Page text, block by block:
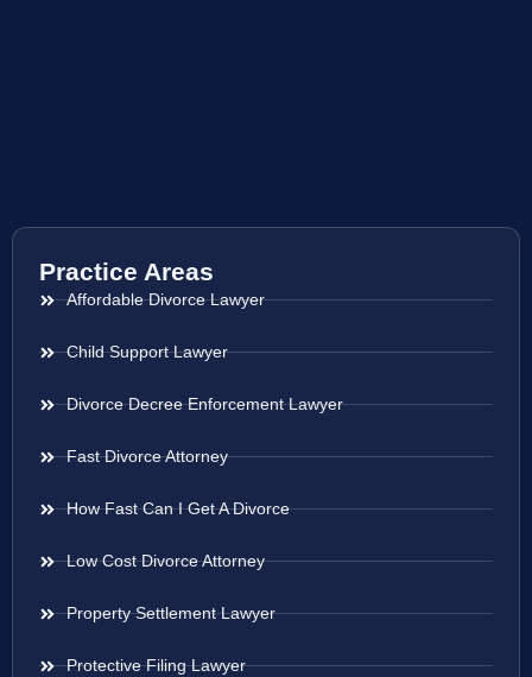
Practice Areas
Affordable Divorce Lawyer
Child Support Lawyer
Divorce Decree Enforcement Lawyer
Fast Divorce Attorney
How Fast Can I Get A Divorce
Low Cost Divorce Attorney
Property Settlement Lawyer
Protective Filing Lawyer